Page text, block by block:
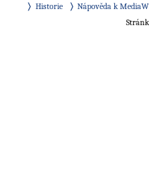
Historie Nápověda k